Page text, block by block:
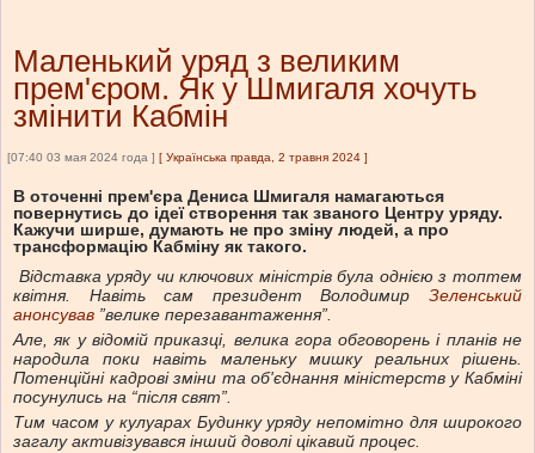
Маленький уряд з великим
прем'єром. Як у Шмигаля хочуть
змінити Кабмін
[07:40 03 мая 2024 года ] [ Українська правда, 2 травня 2024 ]
В оточенні прем'єра Дениса Шмигаля намагаються
повернутись до ідеї створення так званого Центру уряду.
Кажучи ширше, думають не про зміну людей, а про
трансформацію Кабміну як такого.
Відставка уряду чи ключових міністрів була однією з топтем
квітня. Навіть сам президент Володимир Зеленський
анонсував ”велике перезавантаження”.
Але, як у відомій приказці, велика гора обговорень і планів не
народила поки навіть маленьку мишку реальних рішень.
Потенційні кадрові зміни та об'єднання міністерств у Кабміні
посунулись на “після свят”.
Тим часом у кулуарах Будинку уряду непомітно для широкого
загалу активізувався інший доволі цікавий процес.